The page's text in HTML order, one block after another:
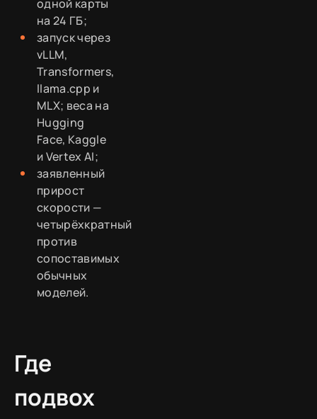
одной карты
на 24 ГБ;
запуск через
vLLM,
Transformers,
llama.cpp и
MLX; веса на
Hugging
Face, Kaggle
и Vertex AI;
заявленный
прирост
скорости —
четырёхкратный
против
сопоставимых
обычных
моделей.
Где
подвох